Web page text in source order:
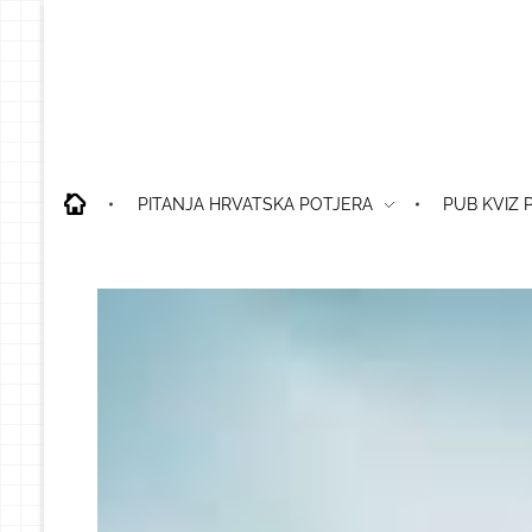
PITANJA HRVATSKA POTJERA
PUB KVIZ